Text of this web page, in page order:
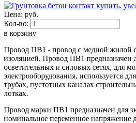
Цена: руб.
Кол-во:
в корзину
Провод ПВ1 - провод с медной жилой
изоляцией. Провод ПВ1 предназначен
осветительных и силовых сетях, для
электрооборудования, используется
трубах, пустотных каналах
лотках.
Провод марки ПВ1 предназначен для
номинальное переменное напряжение